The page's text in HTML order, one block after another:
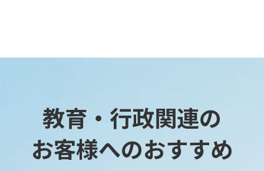
教育・行政関連の
お客様へのおすすめ